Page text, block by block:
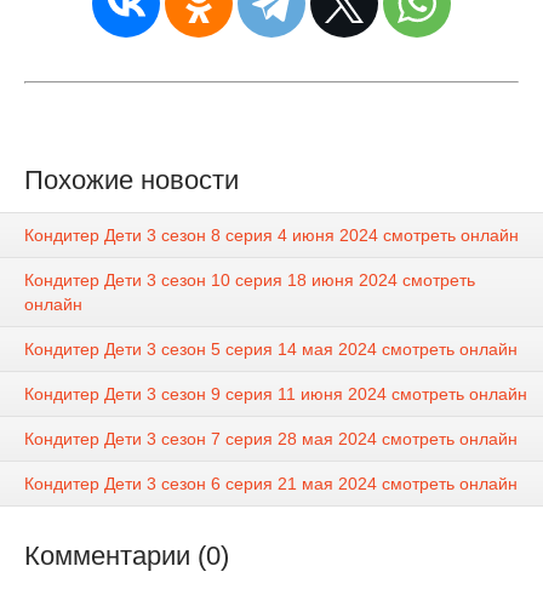
Похожие новости
Кондитер Дети 3 сезон 8 серия 4 июня 2024 смотреть онлайн
Кондитер Дети 3 сезон 10 серия 18 июня 2024 смотреть
онлайн
Кондитер Дети 3 сезон 5 серия 14 мая 2024 смотреть онлайн
Кондитер Дети 3 сезон 9 серия 11 июня 2024 смотреть онлайн
Кондитер Дети 3 сезон 7 серия 28 мая 2024 смотреть онлайн
Кондитер Дети 3 сезон 6 серия 21 мая 2024 смотреть онлайн
Комментарии (0)